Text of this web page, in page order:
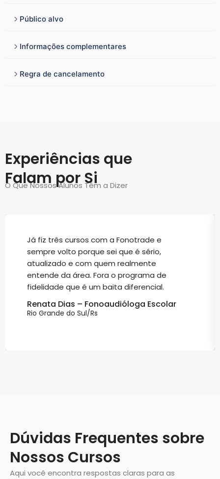
Público alvo
Informações complementares
Regra de cancelamento
Experiências que
Falam por Si
O Que Nossos Alunos Têm a Dizer
Já fiz três cursos com a Fonotrade e
sempre volto porque sei que é sério,
atualizado e com quem realmente
entende da área. Fora o programa de
fidelidade que é um baita diferencial.
Renata Dias – Fonoaudióloga Escolar
Rio Grande do Sul/Rs
Dúvidas Frequentes sobre
Nossos Cursos
Aqui você encontra respostas claras para as